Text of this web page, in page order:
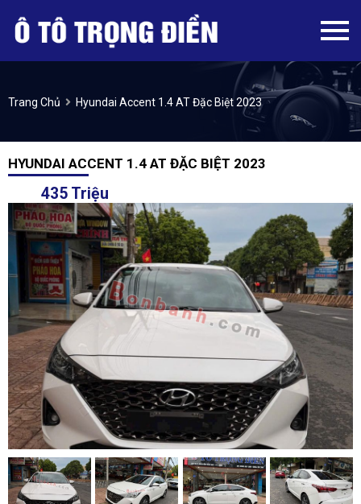
Trang Chủ Hyundai Accent 1.4 AT Đặc Biệt 2023
HYUNDAI ACCENT 1.4 AT ĐẶC BIỆT 2023
435 Triệu